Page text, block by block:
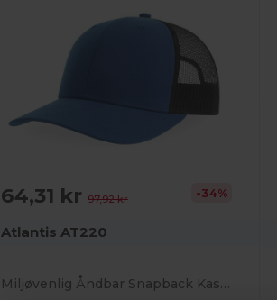
64,31 kr 97,92 kr -34%
Atlantis AT220
Miljøvenlig Åndbar Snapback Kasket